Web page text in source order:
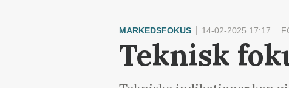
MARKEDSFOKUS 14-02-2025 17:17
Teknisk